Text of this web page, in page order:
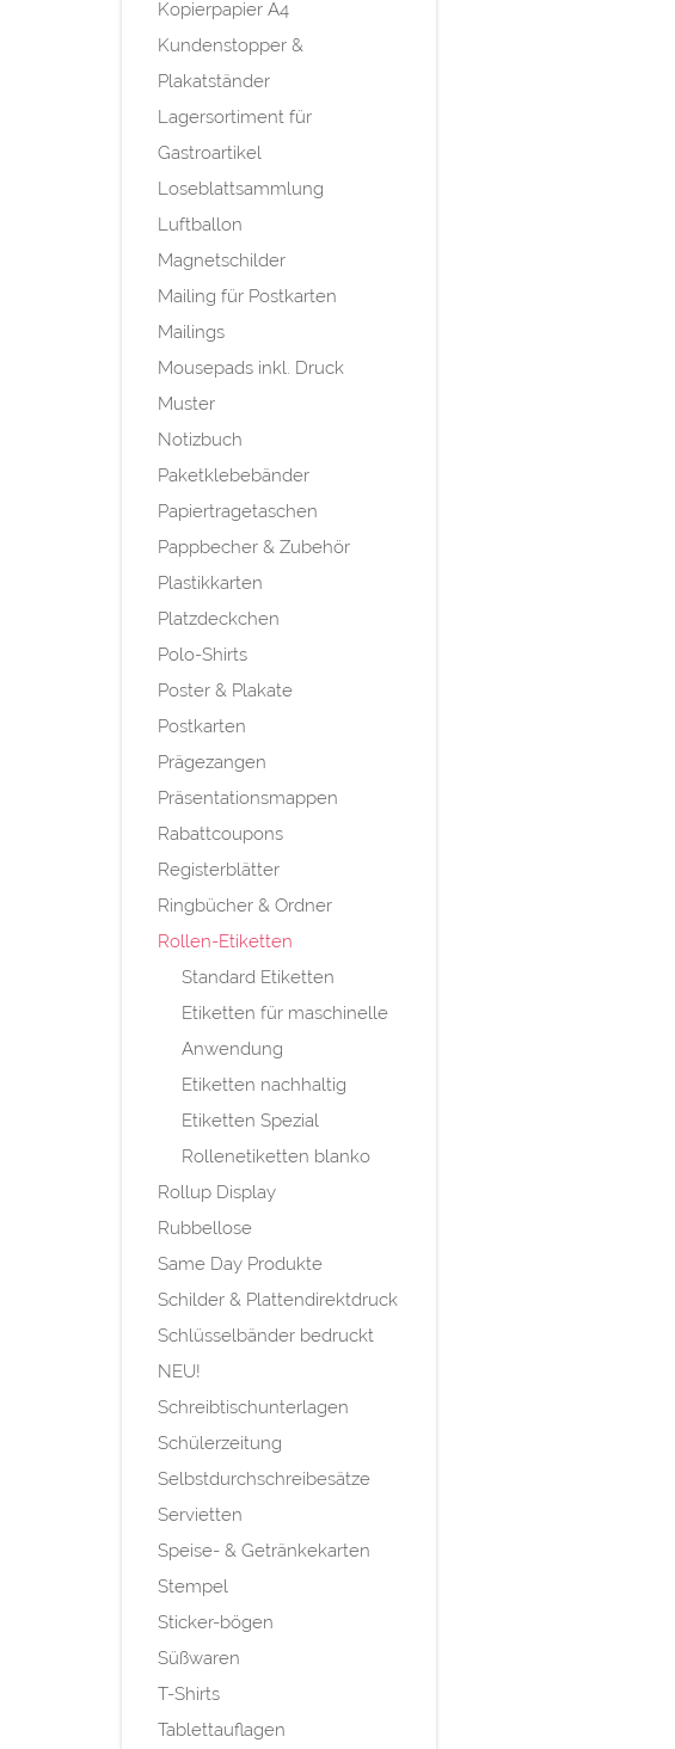
Kopierpapier A4
Kundenstopper &
Plakatständer
Lagersortiment für
Gastroartikel
Loseblattsammlung
Luftballon
Magnetschilder
Mailing für Postkarten
Mailings
Mousepads inkl. Druck
Muster
Notizbuch
Paketklebebänder
Papiertragetaschen
Pappbecher & Zubehör
Plastikkarten
Platzdeckchen
Polo-Shirts
Poster & Plakate
Postkarten
Prägezangen
Präsentationsmappen
Rabattcoupons
Registerblätter
Ringbücher & Ordner
Rollen-Etiketten
Standard Etiketten
Etiketten für maschinelle
Anwendung
Etiketten nachhaltig
Etiketten Spezial
Rollenetiketten blanko
Rollup Display
Rubbellose
Same Day Produkte
Schilder & Plattendirektdruck
Schlüsselbänder bedruckt
NEU!
Schreibtischunterlagen
Schülerzeitung
Selbstdurchschreibesätze
Servietten
Speise- & Getränkekarten
Stempel
Sticker-bögen
Süßwaren
T-Shirts
Tablettauflagen